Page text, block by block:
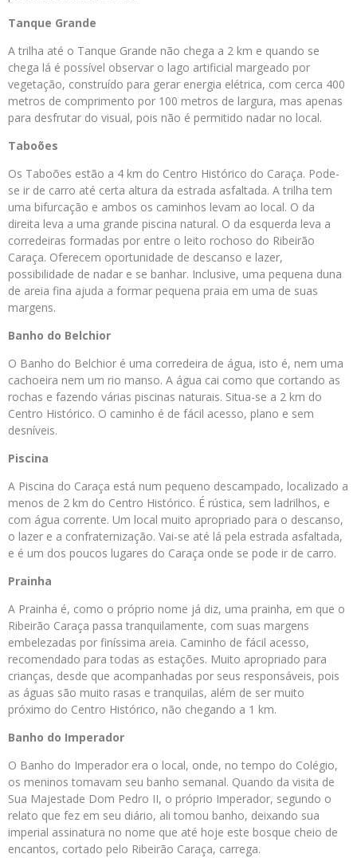
Tanque Grande
A trilha até o Tanque Grande não chega a 2 km e quando se
chega lá é possível observar o lago artificial margeado por
vegetação, construído para gerar energia elétrica, com cerca 400
metros de comprimento por 100 metros de largura, mas apenas
para desfrutar do visual, pois não é permitido nadar no local.
Taboões
Os Taboões estão a 4 km do Centro Histórico do Caraça. Pode-
se ir de carro até certa altura da estrada asfaltada. A trilha tem
uma bifurcação e ambos os caminhos levam ao local. O da
direita leva a uma grande piscina natural. O da esquerda leva a
corredeiras formadas por entre o leito rochoso do Ribeirão
Caraça. Oferecem oportunidade de descanso e lazer,
possibilidade de nadar e se banhar. Inclusive, uma pequena duna
de areia fina ajuda a formar pequena praia em uma de suas
margens.
Banho do Belchior
O Banho do Belchior é uma corredeira de água, isto é, nem uma
cachoeira nem um rio manso. A água cai como que cortando as
rochas e fazendo várias piscinas naturais. Situa-se a 2 km do
Centro Histórico. O caminho é de fácil acesso, plano e sem
desníveis.
Piscina
A Piscina do Caraça está num pequeno descampado, localizado a
menos de 2 km do Centro Histórico. É rústica, sem ladrilhos, e
com água corrente. Um local muito apropriado para o descanso,
o lazer e a confraternização. Vai-se até lá pela estrada asfaltada,
e é um dos poucos lugares do Caraça onde se pode ir de carro.
Prainha
A Prainha é, como o próprio nome já diz, uma prainha, em que o
Ribeirão Caraça passa tranquilamente, com suas margens
embelezadas por finíssima areia. Caminho de fácil acesso,
recomendado para todas as estações. Muito apropriado para
crianças, desde que acompanhadas por seus responsáveis, pois
as águas são muito rasas e tranquilas, além de ser muito
próximo do Centro Histórico, não chegando a 1 km.
Banho do Imperador
O Banho do Imperador era o local, onde, no tempo do Colégio,
os meninos tomavam seu banho semanal. Quando da visita de
Sua Majestade Dom Pedro II, o próprio Imperador, segundo o
relato que fez em seu diário, ali tomou banho, deixando sua
imperial assinatura no nome que até hoje este bosque cheio de
encantos, cortado pelo Ribeirão Caraça, carrega.